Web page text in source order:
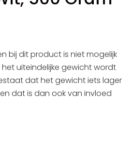
bij dit product is niet mogelijk
uiteindelijke gewicht wordt
dat het gewicht iets lager
dat is dan ook van invloed